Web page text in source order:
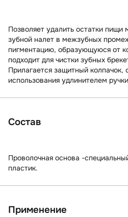
Позволяет удалить остатки
зубной налет в межзубных
пигментацию, образующуюся от
подходит для чистки зубных
Прилагается защитный
использования удлинителем
Состав
Проволочная основа -
пластик.
Применение